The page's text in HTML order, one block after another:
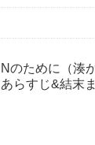
Nのために（湊
あらすじ&結末